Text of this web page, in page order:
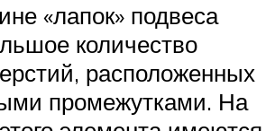
«лапок» подвеса
количество
расположенных
промежутками. На